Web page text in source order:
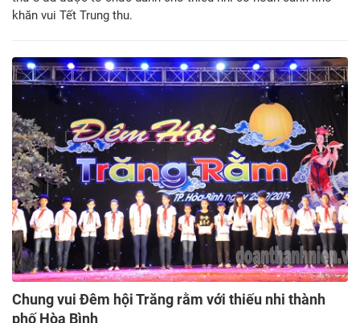
khăn vui Tết Trung thu.
Chung vui Đêm hội Trăng rằm với thiếu nhi thành
phố Hòa Bình